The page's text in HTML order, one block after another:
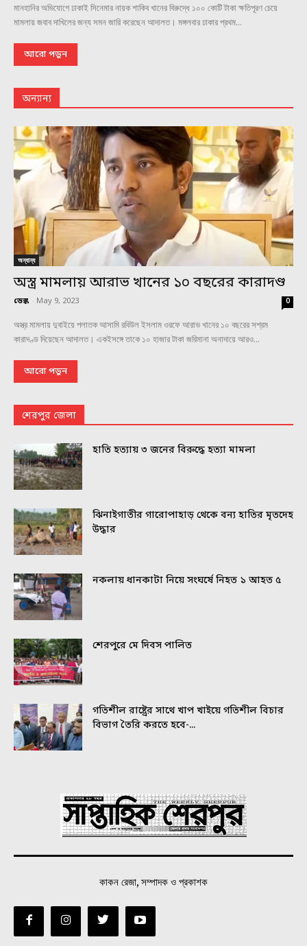
মানহানির অভিযোগে ঢাকাই সিনেমার নায়ক শাকিব খানের বিরুদ্ধে ১০০ কোটি টাকা ক্ষতিপূরণ চেয়ে
মামলায় জবাব দাখিলের জন্য সমন জারি করেছেন আদালত। মঙ্গলবার ঢাকার প্রথম...
আরো পড়ুন
অন্যান্য
অন্যান্য
অস্ত্র মামলায় আরাভ খানের ১০ বছরের কারাদণ্ড
ডেস্ক - May 9, 2023 0
অস্ত্র মামলায় দুবাইয়ে পলাতক আসামি রবিউল ইসলাম ওরফে আরাভ খানের ১০ বছরের সশ্রম
কারাদণ্ড দিয়েছেন আদালত। একইসঙ্গে তাকে ১০ হাজার টাকা জরিমানা অনাদায়ে আরও...
আরো পড়ুন
শেরপুর জেলা
হাতি হত্যায় ৩ জনের বিরুদ্ধে হত্যা মামলা
ঝিনাইগাতীর গারোপাহাড় থেকে বন্য হাতির মৃতদেহ
উদ্ধার
নকলায় ধানকাটা নিয়ে সংঘর্ষে নিহত ১ আহত ৫
শেরপুরে মে দিবস পালিত
গতিশীল রাষ্ট্রের সাথে খাপ খাইয়ে গতিশীল বিচার
বিভাগ তৈরি করতে হবে-...
কাকন রেজা, সম্পাদক ও প্রকাশক